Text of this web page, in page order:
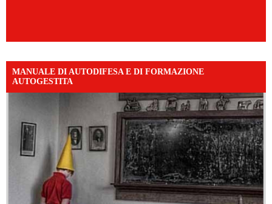
MANUALE DI AUTODIFESA E DI FORMAZIONE
AUTOGESTITA